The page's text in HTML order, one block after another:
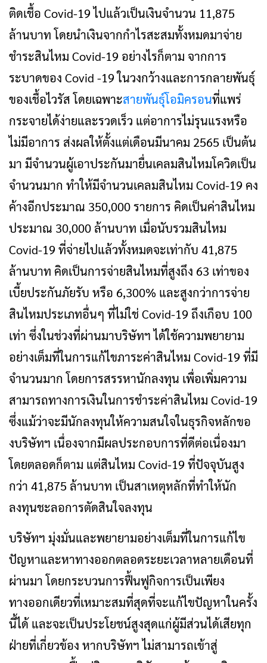
ติดเชื้อ Covid-19 ไปแล้วเป็นเงินจำนวน 11,875
ล้านบาท โดยนำเงินจากกำไรสะสมทั้งหมดมาจ่าย
ชำระสินไหม Covid-19 อย่างไรก็ตาม จากการ
ระบาดของ Covid -19 ในวงกว้างและการกลายพันธุ์
ของเชื้อไวรัส โดยเฉพาะสายพันธุ์โอมิครอนที่แพร่
กระจายได้ง่ายและรวดเร็ว แต่อาการไม่รุนแรงหรือ
ไม่มีอาการ ส่งผลให้ตั้งแต่เดือนมีนาคม 2565 เป็นต้น
มา มีจำนวนผู้เอาประกันมายื่นเคลมสินไหมโควิดเป็น
จำนวนมาก ทำให้มีจำนวนเคลมสินไหม Covid-19 คง
ค้างอีกประมาณ 350,000 รายการ คิดเป็นค่าสินไหม
ประมาณ 30,000 ล้านบาท เมื่อนับรวมสินไหม
Covid-19 ที่จ่ายไปแล้วทั้งหมดจะเท่ากับ 41,875
ล้านบาท คิดเป็นการจ่ายสินไหมที่สูงถึง 63 เท่าของ
เบี้ยประกันภัยรับ หรือ 6,300% และสูงกว่าการจ่าย
สินไหมประเภทอื่นๆ ที่ไม่ใช่ Covid-19 ถึงเกือบ 100
เท่า ซึ่งในช่วงที่ผ่านมาบริษัทฯ ได้ใช้ความพยายาม
อย่างเต็มที่ในการแก้ไขภาระค่าสินไหม Covid-19 ที่มี
จำนวนมาก โดยการสรรหานักลงทุน เพื่อเพิ่มความ
สามารถทางการเงินในการชำระค่าสินไหม Covid-19
ซึ่งแม้ว่าจะมีนักลงทุนให้ความสนใจในธุรกิจหลักขอ
งบริษัทฯ เนื่องจากมีผลประกอบการที่ดีต่อเนื่องมา
โดยตลอดก็ตาม แต่สินไหม Covid-19 ที่ปัจจุบันสูง
กว่า 41,875 ล้านบาท เป็นสาเหตุหลักที่ทำให้นัก
ลงทุนชะลอการตัดสินใจลงทุน
บริษัทฯ มุ่งมั่นและพยายามอย่างเต็มที่ในการแก้ไข
ปัญหาและหาทางออกตลอดระยะเวลาหลายเดือนที่
ผ่านมา โดยกระบวนการฟื้นฟูกิจการเป็นเพียง
ทางออกเดียวที่เหมาะสมที่สุดที่จะแก้ไขปัญหาในครั้ง
นี้ได้ และจะเป็นประโยชน์สูงสุดแก่ผู้มีส่วนได้เสียทุก
ฝ่ายที่เกี่ยวข้อง หากบริษัทฯ ไม่สามารถเข้าสู่